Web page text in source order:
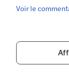
Voir le